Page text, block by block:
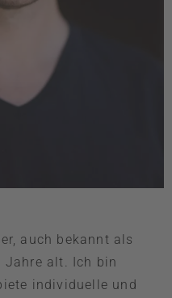
auch bekannt als
Jahre alt. Ich bin
individuelle und